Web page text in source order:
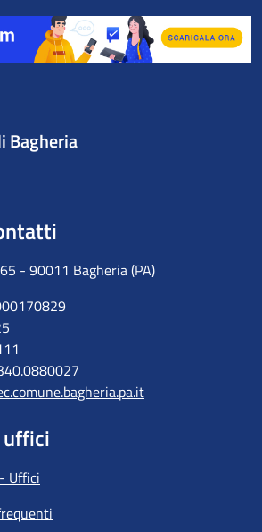
Bagheria
- 90011 Bagheria (PA)
uffici
Uffici